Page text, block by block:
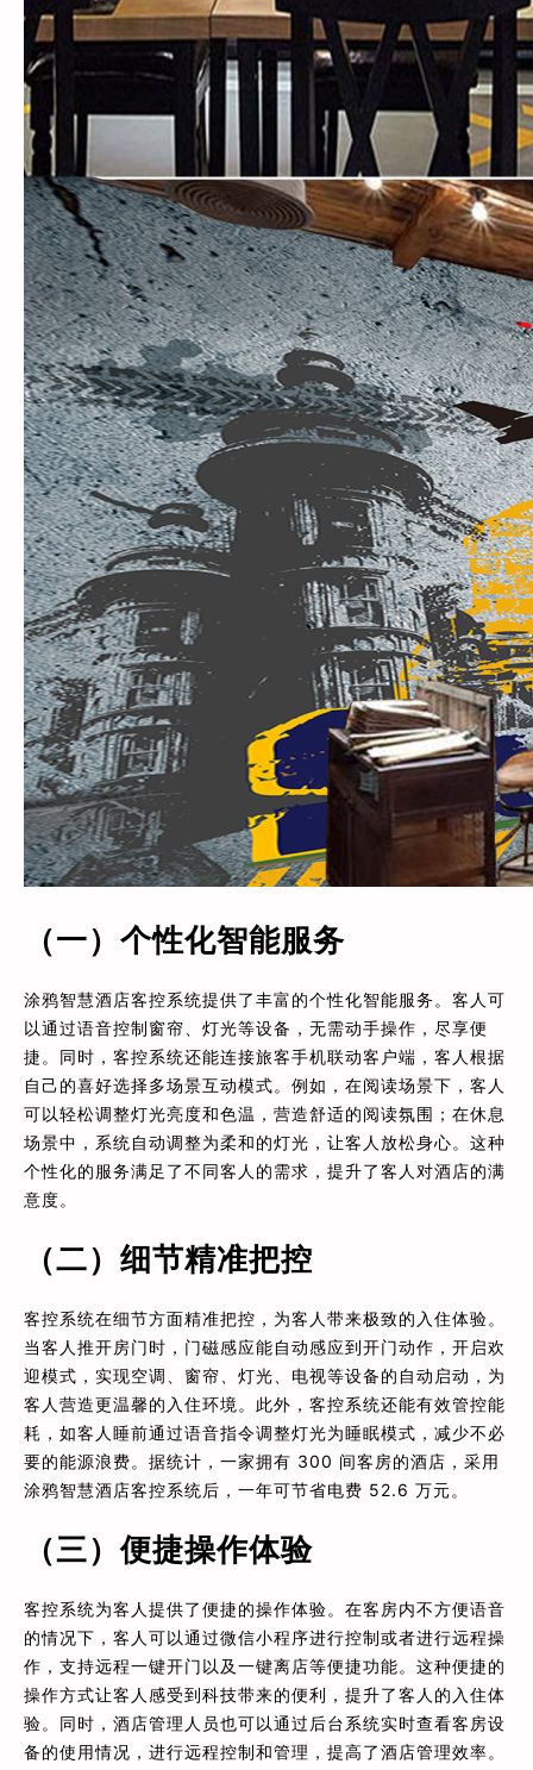
（一）个性化智能服务
涂鸦智慧酒店客控系统提供了丰富的个性化智能服务。客人可
以通过语音控制窗帘、灯光等设备，无需动手操作，尽享便
捷。同时，客控系统还能连接旅客手机联动客户端，客人根据
自己的喜好选择多场景互动模式。例如，在阅读场景下，客人
可以轻松调整灯光亮度和色温，营造舒适的阅读氛围；在休息
场景中，系统自动调整为柔和的灯光，让客人放松身心。这种
个性化的服务满足了不同客人的需求，提升了客人对酒店的满
意度。
（二）细节精准把控
客控系统在细节方面精准把控，为客人带来极致的入住体验。
当客人推开房门时，门磁感应能自动感应到开门动作，开启欢
迎模式，实现空调、窗帘、灯光、电视等设备的自动启动，为
客人营造更温馨的入住环境。此外，客控系统还能有效管控能
耗，如客人睡前通过语音指令调整灯光为睡眠模式，减少不必
要的能源浪费。据统计，一家拥有 300 间客房的酒店，采用
涂鸦智慧酒店客控系统后，一年可节省电费 52.6 万元。
（三）便捷操作体验
客控系统为客人提供了便捷的操作体验。在客房内不方便语音
的情况下，客人可以通过微信小程序进行控制或者进行远程操
作，支持远程一键开门以及一键离店等便捷功能。这种便捷的
操作方式让客人感受到科技带来的便利，提升了客人的入住体
验。同时，酒店管理人员也可以通过后台系统实时查看客房设
备的使用情况，进行远程控制和管理，提高了酒店管理效率。